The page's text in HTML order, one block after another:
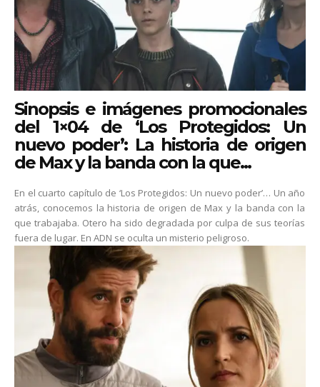
Sinopsis e imágenes promocionales
del 1×04 de ‘Los Protegidos: Un
nuevo poder’: La historia de origen
de Max y la banda con la que...
En el cuarto capítulo de ‘Los Protegidos: Un nuevo poder’… Un año
atrás, conocemos la historia de origen de Max y la banda con la
que trabajaba. Otero ha sido degradada por culpa de sus teorías
fuera de lugar. En ADN se oculta un misterio peligroso.